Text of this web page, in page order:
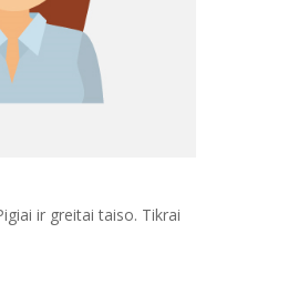
ir greitai taiso. Tikrai